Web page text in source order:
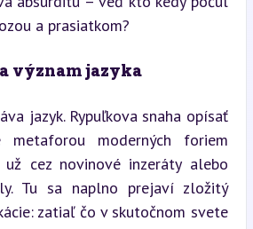
a prasiatkom?
význam jazyka
jazyk. Rypuľkova snaha opísať
moderných foriem
už cez novinové inzeráty alebo
Tu sa naplno prejaví zložitý
zatiaľ čo v skutočnom svete